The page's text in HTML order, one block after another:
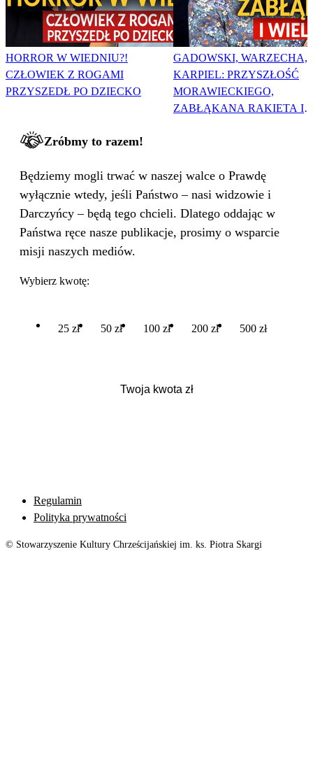
HORROR W WIEDNIU?!
CZŁOWIEK Z ROGAMI
PRZYSZEDŁ PO DZIECKO
GADOWSKI, WARZECHA,
KARPIEL: PRZYSZŁOŚĆ
MORAWIECKIEGO,
ZABŁĄKANA RAKIETA I
Zróbmy to razem!
Będziemy mogli trwać w naszej walce o Prawdę
wyłącznie wtedy, jeśli Państwo – nasi widzowie i
Darczyńcy – będą tego chcieli. Dlatego oddając w
Państwa ręce nasze publikacje, prosimy o wsparcie
misji naszych mediów.
Wybierz kwotę:
25 zł 50 zł 100 zł 200 zł 500 zł
Regulamin
Polityka prywatności
© Stowarzyszenie Kultury Chrześcijańskiej im. ks. Piotra Skargi